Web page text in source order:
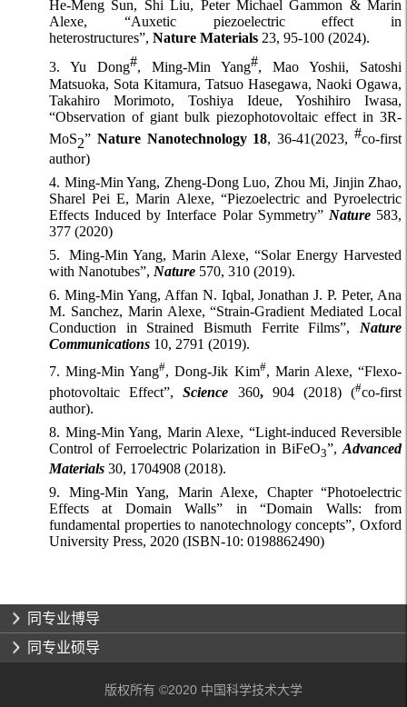
同专业博导
同专业硕导
版权所有 ©2020 中国科学技术大学